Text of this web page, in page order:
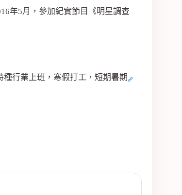
年5月，參加紀實節目《明星調查
種行業上班，寒假打工，短期暑期